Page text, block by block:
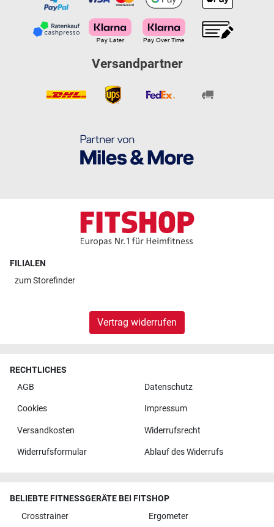
Versandpartner
FILIALEN
zumStorefinder
Vertrag widerrufen
RECHTLICHES
AGB
Datenschutz
Cookies Impressum
Versandkosten Widerrufsrecht
Widerrufsformular Ablauf des Widerrufs
BELIEBTE FITNESSGERÄTE BEI FITSHOP
Crosstrainer
Ergometer